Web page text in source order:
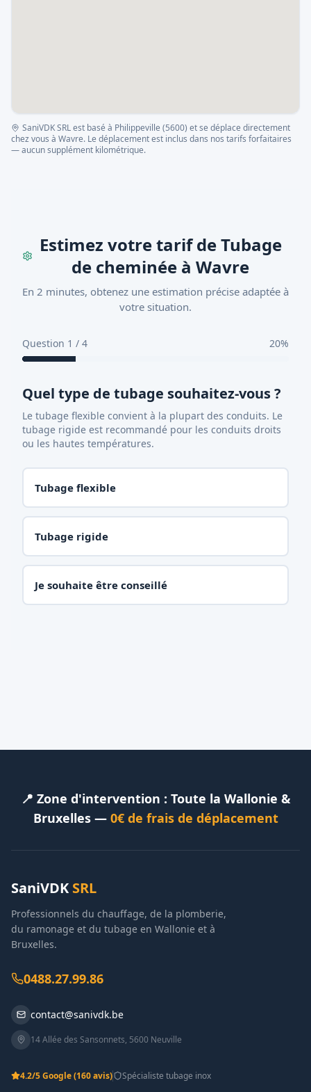
SaniVDK SRL est basé à Philippeville (5600) et se déplace directement
chez vous à Wavre. Le déplacement est inclus dans nos tarifs forfaitaires
— aucun supplément kilométrique.
Estimez votre tarif de Tubage
de cheminée à Wavre
En 2 minutes, obtenez une estimation précise adaptée à
votre situation.
Question 1 / 4 20%
Quel type de tubage souhaitez-vous ?
Le tubage flexible convient à la plupart des conduits. Le
tubage rigide est recommandé pour les conduits droits
ou les hautes températures.
Tubage flexible
Tubage rigide
Je souhaite être conseillé
📍 Zone d'intervention : Toute la Wallonie &
Bruxelles — 0€ de frais de déplacement
SaniVDK SRL
Professionnels du chauffage, de la plomberie,
du ramonage et du tubage en Wallonie et à
Bruxelles.
0488.27.99.86
contact@sanivdk.be
14 Allée des Sansonnets, 5600 Neuville
4.2/5 Google(160 avis) Spécialiste tubage inox